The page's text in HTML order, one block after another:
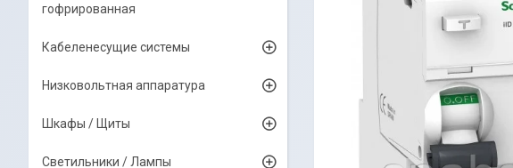
гофрированная
Кабеленесущие системы
Низковольтная аппаратура
Шкафы / Щиты
Светильники / Лампы